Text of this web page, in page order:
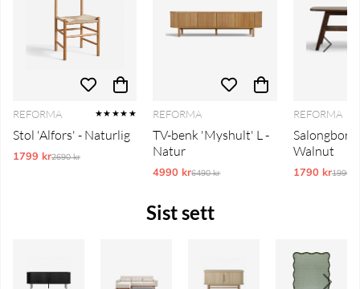
REFORMA ★★★★★
Stol 'Alfors' - Naturlig
1799 krOrdinarie pris:
2690 kr
REFORMA
TV-benk 'Myshult' L -
Natur
4990 krOrdinarie pris:
6490 kr
REFORMA
Salongbord
Walnut
1790 kr1990 kr
Sist sett